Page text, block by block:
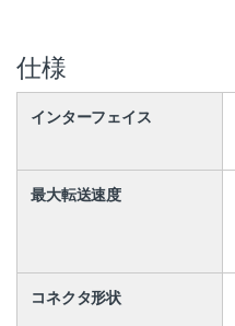
仕様
インターフェイス
最大転送速度
コネクタ形状